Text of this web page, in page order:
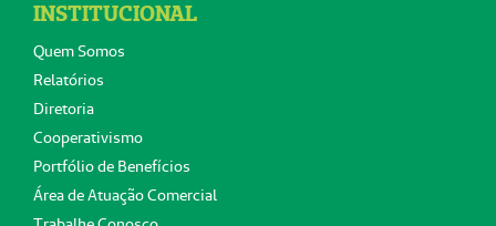
INSTITUCIONAL
Quem Somos
Relatórios
Diretoria
Cooperativismo
Portfólio de Benefícios
Área de Atuação Comercial